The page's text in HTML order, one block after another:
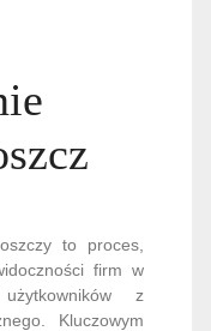
to proces,
firm w
z
Kluczowym